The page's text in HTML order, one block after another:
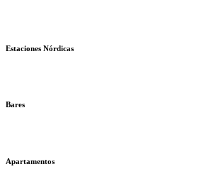
Estaciones Nórdicas
Bares
Apartamentos